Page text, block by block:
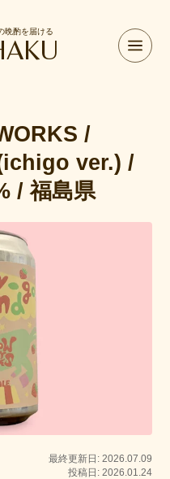
晩酌を届ける
/
ver.) /
/ 福島県
最終更新日: 2026.07.09
投稿日: 2026.01.24